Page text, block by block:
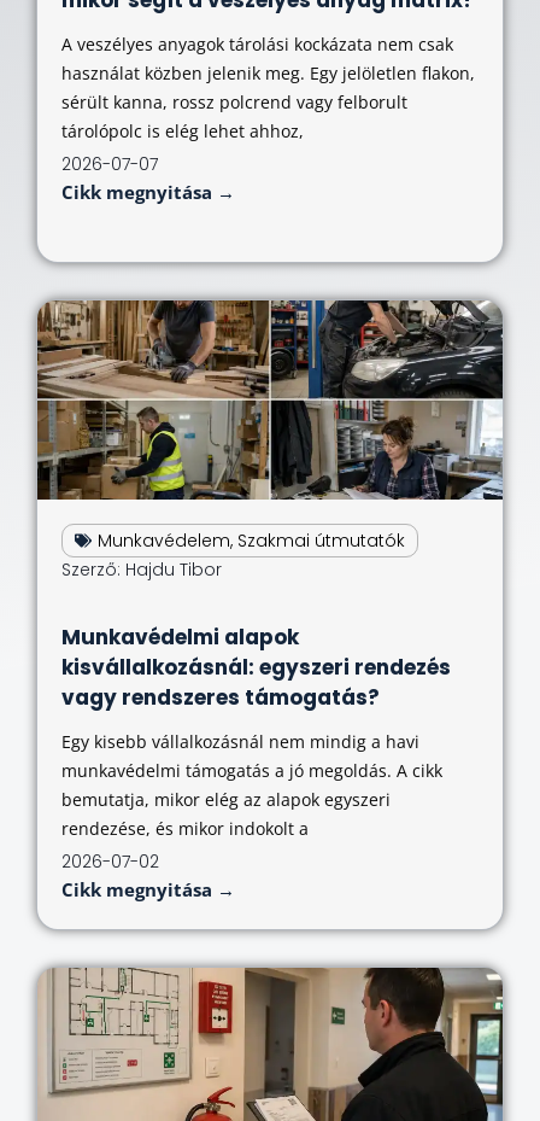
A veszélyes anyagok tárolási kockázata nem csak
használat közben jelenik meg. Egy jelöletlen flakon,
sérült kanna, rossz polcrend vagy felborult
tárolópolc is elég lehet ahhoz,
2026-07-07
Cikk megnyitása →
Munkavédelem, Szakmai útmutatók
Szerző: Hajdu Tibor
Munkavédelmi alapok
kisvállalkozásnál: egyszeri rendezés
vagy rendszeres támogatás?
Egy kisebb vállalkozásnál nem mindig a havi
munkavédelmi támogatás a jó megoldás. A cikk
bemutatja, mikor elég az alapok egyszeri
rendezése, és mikor indokolt a
2026-07-02
Cikk megnyitása →